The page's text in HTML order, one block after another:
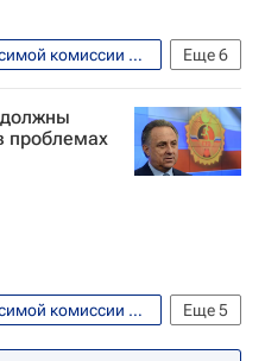
Выборы нового главы Всероссийской федерации легкой атлетики (ВФЛА)
Еще6
Вторая часть доклада независимой комиссии WADA обнародована 14 января 2016 года
должны
проблемах
Еще5
Вторая часть доклада независимой комиссии WADA обнародована 14 января 2016 года
Мутко